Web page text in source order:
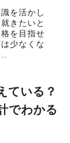
を活かし
きたいと
を目指せ
少なくな
ている？
でわかる